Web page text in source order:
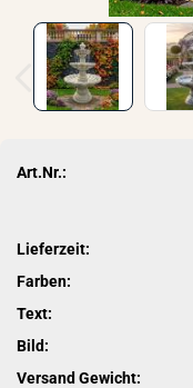
Art.Nr.:
Lieferzeit:
Farben:
Text:
Bild:
Versand Gewicht: